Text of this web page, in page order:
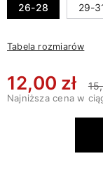
26-28 29-
Tabela rozmiarów
12,00 zł
Najniższa cena w